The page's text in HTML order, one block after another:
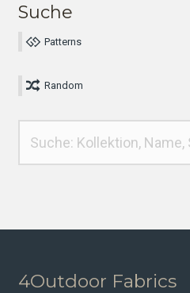
Suche
Patterns
Random
4Outdoor Fabrics